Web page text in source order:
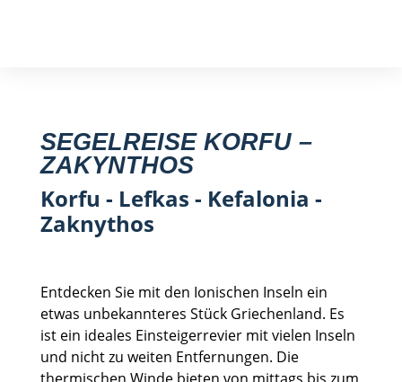
SEGELREISE KORFU –
ZAKYNTHOS
Korfu - Lefkas - Kefalonia -
Zaknythos
Entdecken Sie mit den Ionischen Inseln ein
etwas unbekannteres Stück Griechenland. Es
ist ein ideales Einsteigerrevier mit vielen Inseln
und nicht zu weiten Entfernungen. Die